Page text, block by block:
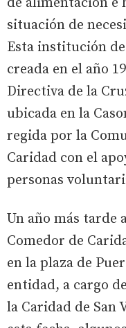
situación de
Esta institución
creada en el año
Directiva de la
ubicada en la
regida por la
Caridad con el
personas
Un año más tarde
Comedor de
en la plaza de
entidad, a cargo
la Caridad de San